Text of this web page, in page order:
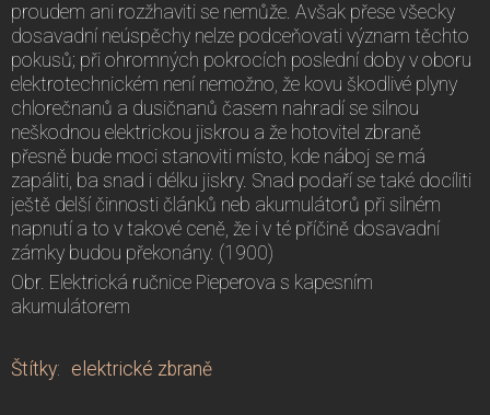
proudem ani rozžhaviti se nemůže. Avšak přese všecky
dosavadní neúspěchy nelze podceňovati význam těchto
pokusů; při ohromných pokrocích poslední doby v oboru
elektrotechnickém není nemožno, že kovu škodlivé plyny
chlorečnanů a dusičnanů časem nahradí se silnou
neškodnou elektrickou jiskrou a že hotovitel zbraně
přesně bude moci stanoviti místo, kde náboj se má
zapáliti, ba snad i délku jiskry. Snad podaří se také docíliti
ještě delší činnosti článků neb akumulátorů při silném
napnutí a to v takové ceně, že i v té příčině dosavadní
zámky budou překonány. (1900)
Obr. Elektrická ručnice Pieperova s kapesním
akumulátorem
Štítky: elektrické zbraně